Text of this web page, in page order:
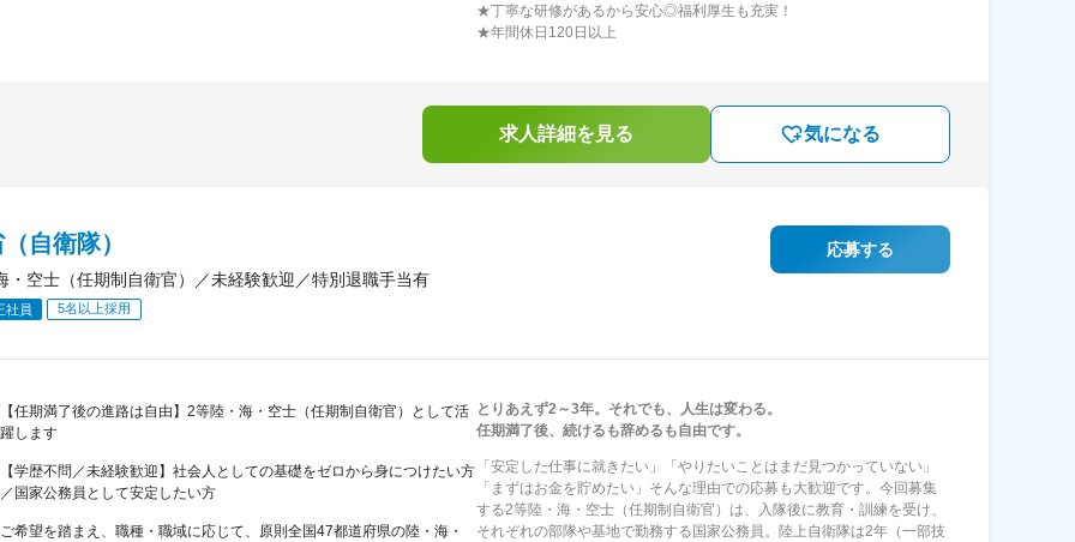
★丁寧な研修があるから安心◎福利厚生も充実！
★年間休日120日以上
求人詳細を見る 気になる
自衛隊）
・空士（任期制自衛官）／未経験歓迎／特別退職手当有
社員 5名以上採用
応募する
【任期満了後の進路は自由】2等陸・海・空士（任期制自衛官）として活
躍します
【学歴不問／未経験歓迎】社会人としての基礎をゼロから身につけたい方
／国家公務員として安定したい方
ご希望を踏まえ、職種・職域に応じて、原則全国47都道府県の陸・海・
とりあえず2～3年。それでも、人生は変わる。
任期満了後、続けるも辞めるも自由です。
「安定した仕事に就きたい」「やりたいことはまだ見つかっていない」
「まずはお金を貯めたい」そんな理由での応募も大歓迎です。今回募集
する2等陸・海・空士（任期制自衛官）は、入隊後に教育・訓練を受け、
それぞれの部隊や基地で勤務する国家公務員。陸上自衛隊は2年（一部技